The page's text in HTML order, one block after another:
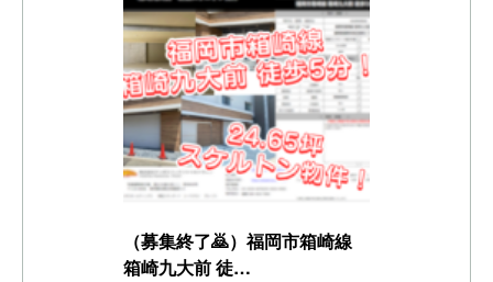
（募集終了🙇）福岡市箱崎線
箱崎九大前 徒…